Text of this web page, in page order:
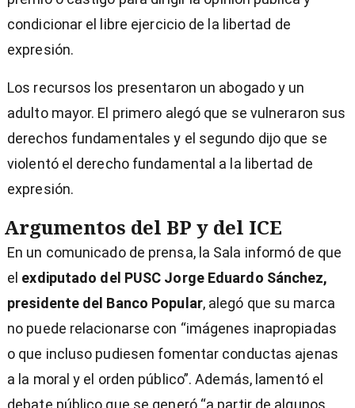
condicionar el libre ejercicio de la libertad de
expresión.
Los recursos los presentaron un abogado y un
adulto mayor. El primero alegó que se vulneraron sus
derechos fundamentales y el segundo dijo que se
violentó el derecho fundamental a la libertad de
expresión.
Argumentos del BP y del ICE
En un comunicado de prensa, la Sala informó de que
el exdiputado del PUSC Jorge Eduardo Sánchez,
presidente del Banco Popular, alegó que su marca
no puede relacionarse con “imágenes inapropiadas
o que incluso pudiesen fomentar conductas ajenas
a la moral y el orden público”. Además, lamentó el
debate público que se generó “a partir de algunos